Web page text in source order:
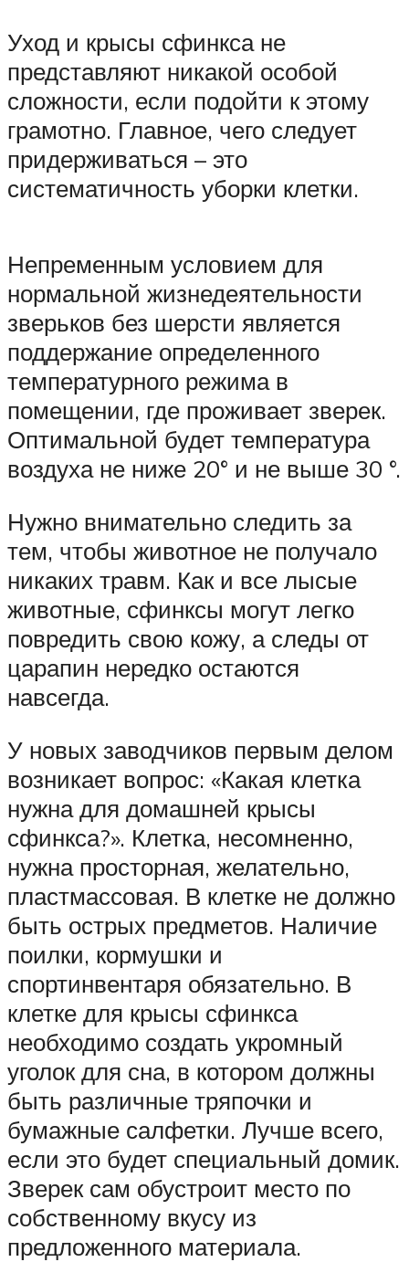
Уход и крысы сфинкса не
представляют никакой особой
сложности, если подойти к этому
грамотно. Главное, чего следует
придерживаться – это
систематичность уборки клетки.
Непременным условием для
нормальной жизнедеятельности
зверьков без шерсти является
поддержание определенного
температурного режима в
помещении, где проживает зверек.
Оптимальной будет температура
воздуха не ниже 20° и не выше 30 °.
Нужно внимательно следить за
тем, чтобы животное не получало
никаких травм. Как и все лысые
животные, сфинксы могут легко
повредить свою кожу, а следы от
царапин нередко остаются
навсегда.
У новых заводчиков первым делом
возникает вопрос: «Какая клетка
нужна для домашней крысы
сфинкса?». Клетка, несомненно,
нужна просторная, желательно,
пластмассовая. В клетке не должно
быть острых предметов. Наличие
поилки, кормушки и
спортинвентаря обязательно. В
клетке для крысы сфинкса
необходимо создать укромный
уголок для сна, в котором должны
быть различные тряпочки и
бумажные салфетки. Лучше всего,
если это будет специальный домик.
Зверек сам обустроит место по
собственному вкусу из
предложенного материала.